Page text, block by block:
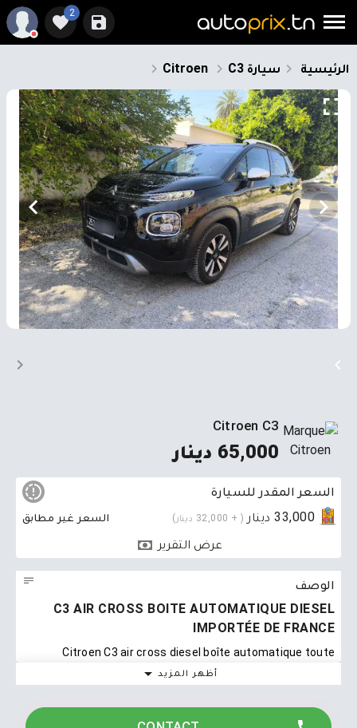
2
الرئيسية سيارة Citroen C3
Citroen C3
65,000 دينار
السعر المقدر للسيارة
33,000 دينار
( + 32,000 دينار) السعر غير مطابق
عرض التقرير
الوصف
C3 AIR CROSS BOITE AUTOMATIQUE DIESEL
IMPORTÉE DE FRANCE
Citroen C3 air cross diesel boîte automatique toute
options. récemment. importée de France. disponible a
ezzahra tél 52298877
أظهر المزيد